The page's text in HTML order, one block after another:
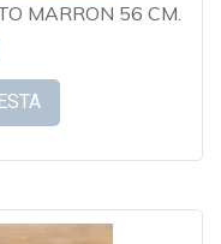
MARRON 56 CM.